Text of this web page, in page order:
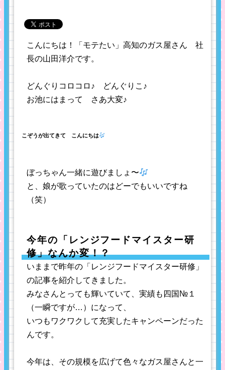
こんにちは！「モテたい」高知のガス屋さん 社
長の山田洋介です。
どんぐりコロコロ♪ どんぐりこ♪
お池にはまって さあ大変♪
こぞうが出てきて こんにちは
ぼっちゃん一緒に遊びましょ〜
と、娘が歌っていたのはどーでもいいですね
（笑）
今年の「レンジフードマイスター研
修」なんか変！？
いままで昨年の「レンジフードマイスター研修」
の記事を紹介してきました。
みなさんとっても輝いていて、実績も四国№１
（一瞬ですが…）になって、
いつもワクワクして充実したキャンペーンだった
んです。
今年は、その規模を広げて色々なガス屋さんと一